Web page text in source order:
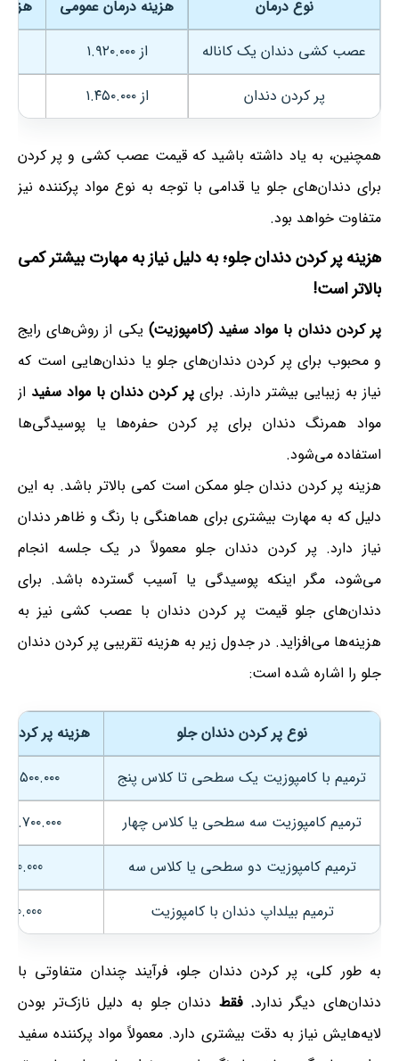
نوع درمان هزینه درمان عمومی
عصب کشی دندان یک کاناله
از ۱.۹۲۰.۰۰۰
پر کردن دندان
از ۱.۴۵۰.۰۰۰
همچنین، به یاد داشته باشید که قیمت عصب کشی و پر کردن
برای دندان‌های جلو یا قدامی با توجه به نوع مواد پرکننده نیز
متفاوت خواهد بود.
هزینه پر کردن دندان جلو؛ به دلیل نیاز به مهارت بیشتر کمی
بالاتر است!
پر کردن دندان با مواد سفید (کامپوزیت) یکی از روش‌های رایج
و محبوب برای پر کردن دندان‌های جلو یا دندان‌هایی است که
نیاز به زیبایی بیشتر دارند. برایپر کردن دندان با مواد سفید از
مواد همرنگ دندان برای پر کردن حفره‌ها یا پوسیدگی‌ها
استفاده می‌شود.
هزینه پر کردن دندان جلو ممکن است کمی بالاتر باشد. به این
دلیل که به مهارت بیشتری برای هماهنگی با رنگ و ظاهر دندان
نیاز دارد. پر کردن دندان جلو معمولاً در یک جلسه انجام
می‌شود، مگر اینکه پوسیدگی یا آسیب گسترده باشد. برای
دندان‌های جلو قیمت پر کردن دندان با عصب کشی نیز به
هزینه‌ها می‌افزاید. در جدول زیر به هزینه تقریبی پر کردن دندان
جلو را اشاره شده است:
نوع پر کردن دندان جلو
هزینه پر کردن
ترمیم با کامپوزیت یک سطحی تا کلاس پنج
۱.۵۰۰.۰۰۰ تومان
ترمیم کامپوزیت سه سطحی یا کلاس چهار
۱.۷۰۰.۰۰۰ تومان
ترمیم کامپوزیت دو سطحی یا کلاس سه
ترمیم بیلداپ دندان با کامپوزیت
به طور کلی، پر کردن دندان جلو، فرآیند چندان متفاوتی با
دندان‌های دیگر ندارد. فقط دندان جلو به دلیل نازک‌تر بودن
لایه‌هایش نیاز به دقت بیشتری دارد. معمولاً مواد پرکننده سفید